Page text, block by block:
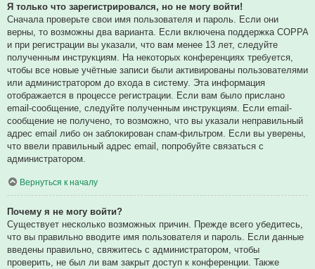
Я только что зарегистрировался, но не могу войти!
Сначала проверьте свои имя пользователя и пароль. Если они
верны, то возможны два варианта. Если включена поддержка COPPA
и при регистрации вы указали, что вам менее 13 лет, следуйте
полученным инструкциям. На некоторых конференциях требуется,
чтобы все новые учётные записи были активированы пользователями
или администратором до входа в систему. Эта информация
отображается в процессе регистрации. Если вам было прислано
email-сообщение, следуйте полученным инструкциям. Если email-
сообщение не получено, то возможно, что вы указали неправильный
адрес email либо он заблокирован спам-фильтром. Если вы уверены,
что ввели правильный адрес email, попробуйте связаться с
администратором.
Вернуться к началу
Почему я не могу войти?
Существует несколько возможных причин. Прежде всего убедитесь,
что вы правильно вводите имя пользователя и пароль. Если данные
введены правильно, свяжитесь с администратором, чтобы
проверить, не был ли вам закрыт доступ к конференции. Также